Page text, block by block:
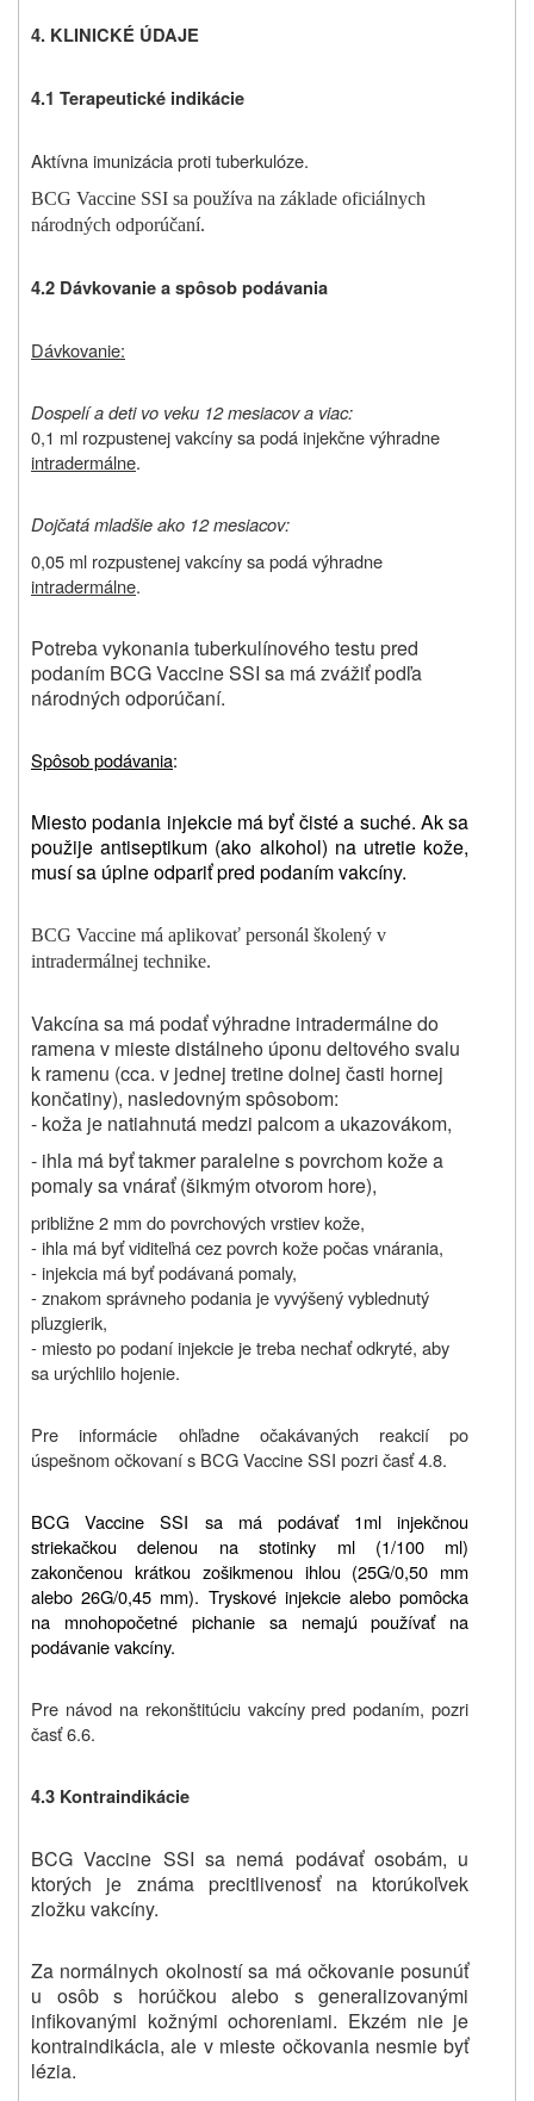
4. KLINICKÉ ÚDAJE
4.1 Terapeutické indikácie
Aktívna imunizácia proti tuberkulóze.
BCG Vaccine SSI sa používa na základe oficiálnych
národných odporúčaní.
4.2 Dávkovanie a spôsob podávania
Dávkovanie:
Dospelí a deti vo veku 12 mesiacov a viac:
0,1 ml rozpustenej vakcíny sa podá injekčne výhradne
intradermálne.
Dojčatá mladšie ako 12 mesiacov:
0,05 ml rozpustenej vakcíny sa podá výhradne
intradermálne.
Potreba vykonania tuberkulínového testu pred
podaním BCG Vaccine SSI sa má zvážiť podľa
národných odporúčaní.
Spôsob podávania:
Miesto podania injekcie má byť čisté a suché. Ak sa
použije antiseptikum (ako alkohol) na utretie kože,
musí sa úplne odpariť pred podaním vakcíny.
BCG Vaccine má aplikovať personál školený v
intradermálnej technike.
Vakcína sa má podať výhradne intradermálne do
ramena v mieste distálneho úponu deltového svalu
k ramenu (cca. v jednej tretine dolnej časti hornej
končatiny), nasledovným spôsobom:
- koža je natiahnutá medzi palcom a ukazovákom,
- ihla má byť takmer paralelne s povrchom kože a
pomaly sa vnárať (šikmým otvorom hore),
približne 2 mm do povrchových vrstiev kože,
- ihla má byť viditeľná cez povrch kože počas vnárania,
- injekcia má byť podávaná pomaly,
- znakom správneho podania je vyvýšený vyblednutý
pľuzgierik,
- miesto po podaní injekcie je treba nechať odkryté, aby
sa urýchlilo hojenie.
Pre informácie ohľadne očakávaných reakcií po
úspešnom očkovaní s BCG Vaccine SSI pozri časť 4.8.
BCG Vaccine SSI sa má podávať 1ml injekčnou
striekačkou delenou na stotinky ml (1/100 ml)
zakončenou krátkou zošikmenou ihlou (25G/0,50 mm
alebo 26G/0,45 mm). Tryskové injekcie alebo pomôcka
na mnohopočetné pichanie sa nemajú používať na
podávanie vakcíny.
Pre návod na rekonštitúciu vakcíny pred podaním, pozri
časť 6.6.
4.3 Kontraindikácie
BCG Vaccine SSI sa nemá podávať osobám, u
ktorých je známa precitlivenosť na ktorúkoľvek
zložku vakcíny.
Za normálnych okolností sa má očkovanie posunúť
u osôb s horúčkou alebo s generalizovanými
infikovanými kožnými ochoreniami. Ekzém nie je
kontraindikácia, ale v mieste očkovania nesmie byť
lézia.